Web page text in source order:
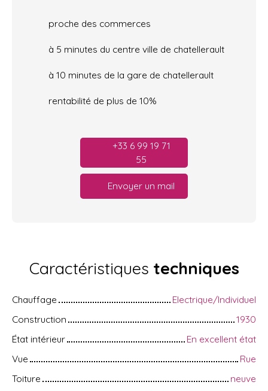
proche des commerces
à 5 minutes du centre ville de chatellerault
à 10 minutes de la gare de chatellerault
rentabilité de plus de 10%
+33 6 99 19 71
55
Envoyer un mail
Caractéristiques techniques
Chauffage
Electrique/Individuel
Construction
1930
État intérieur
En excellent état
Vue
Rue
Toiture
neuve